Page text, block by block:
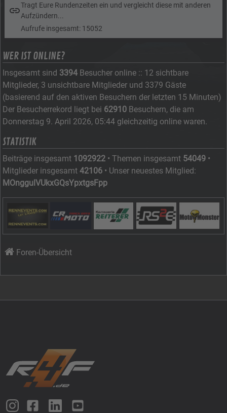
Tragt Eure Rundenzeiten ein und vergleicht diese mit anderen
Aufzündern...
Aufrufe insgesamt: 15052
WER IST ONLINE?
Insgesamt sind 3394 Besucher online :: 12 sichtbare
Mitglieder, 3 unsichtbare Mitglieder und 3379 Gäste
(basierend auf den aktiven Besuchern der letzten 15 Minuten)
Der Besucherrekord liegt bei 62910 Besuchern, die am
Donnerstag 9. April 2026, 05:44 gleichzeitig online waren.
STATISTIK
Beiträge insgesamt 1092922 • Themen insgesamt 54049 •
Mitglieder insgesamt 42106 • Unser neuestes Mitglied:
MOnggulVUkxGQsYpxtgsFpp
Foren-Übersicht